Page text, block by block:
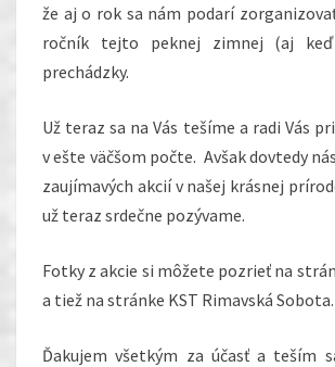
že aj o rok sa nám podarí
ročník tejto peknej zimnej (aj keď
prechádzky.
Už teraz sa na Vás tešíme a radi Vás
v ešte väčšom počte. Avšak dovtedy
zaujímavých akcií v našej krásnej
už teraz srdečne pozývame.
Fotky z akcie si môžete pozrieť na
a tiež na stránke KST Rimavská Sobota.
Ďakujem všetkým za účasť a teším